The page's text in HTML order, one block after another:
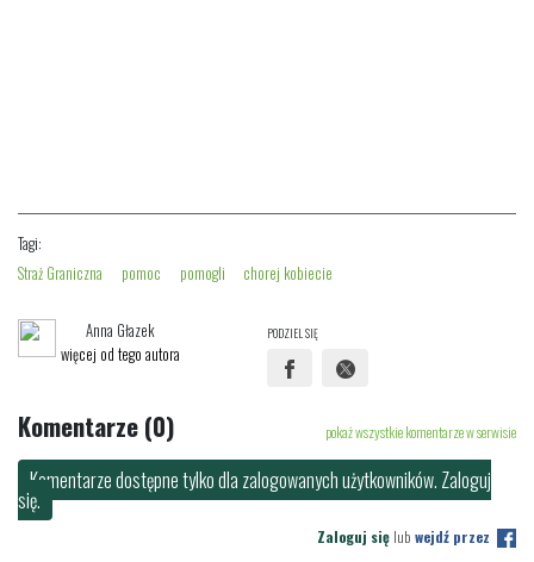
Tagi:
Straż Graniczna
pomoc pomogli chorej kobiecie
Anna Głazek
więcej od tego autora
PODZIEL SIĘ
Komentarze (0) pokaż wszystkie komentarze w serwisie
Komentarze dostępne tylko dla zalogowanych użytkowników. Zaloguj
się.
Zaloguj się lub wejdź przez